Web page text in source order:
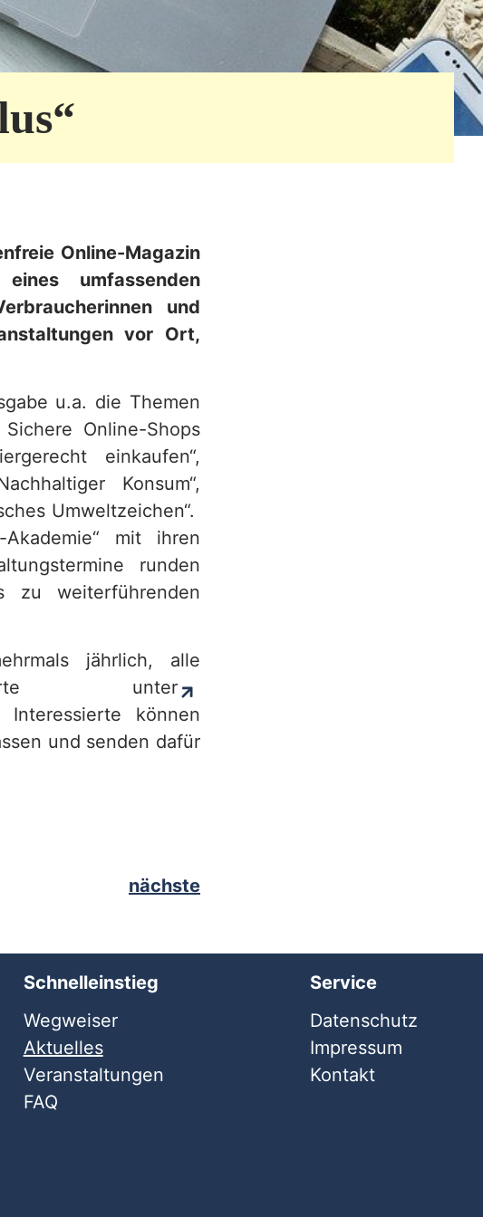
Online-Magazin
umfassenden
und
vor Ort,
u.a. die Themen
Online-Shops
einkaufen“,
Konsum“,
Umweltzeichen“.
mit ihren
runden
zu weiterführenden
jährlich, alle
unter
Interessierte können
und senden dafür
nächste
Schnelleinstieg
Wegweiser
Aktuelles
Veranstaltungen
FAQ
Service
Datenschutz
Impressum
Kontakt